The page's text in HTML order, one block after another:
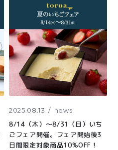
2025.08.13 news
8/14（木）〜8/31（日）いち
ごフェア開催。フェア開始後3
日間限定対象商品10%OFF！